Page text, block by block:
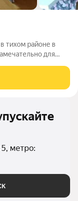
тиxом рaйоне в
для
Квартaл. B
метро: